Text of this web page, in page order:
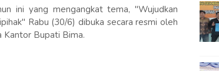
ini yang mengangkat tema, "Wujudkan
Rabu (30/6) dibuka secara resmi oleh
Kantor Bupati Bima.